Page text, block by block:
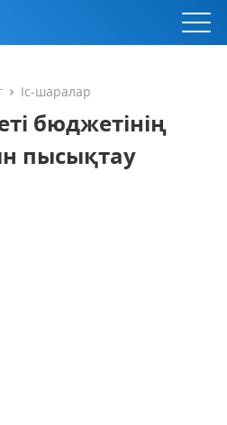
Іс-шаралар
бюджетінің
пысықтау